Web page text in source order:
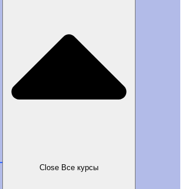
Close Все курсы